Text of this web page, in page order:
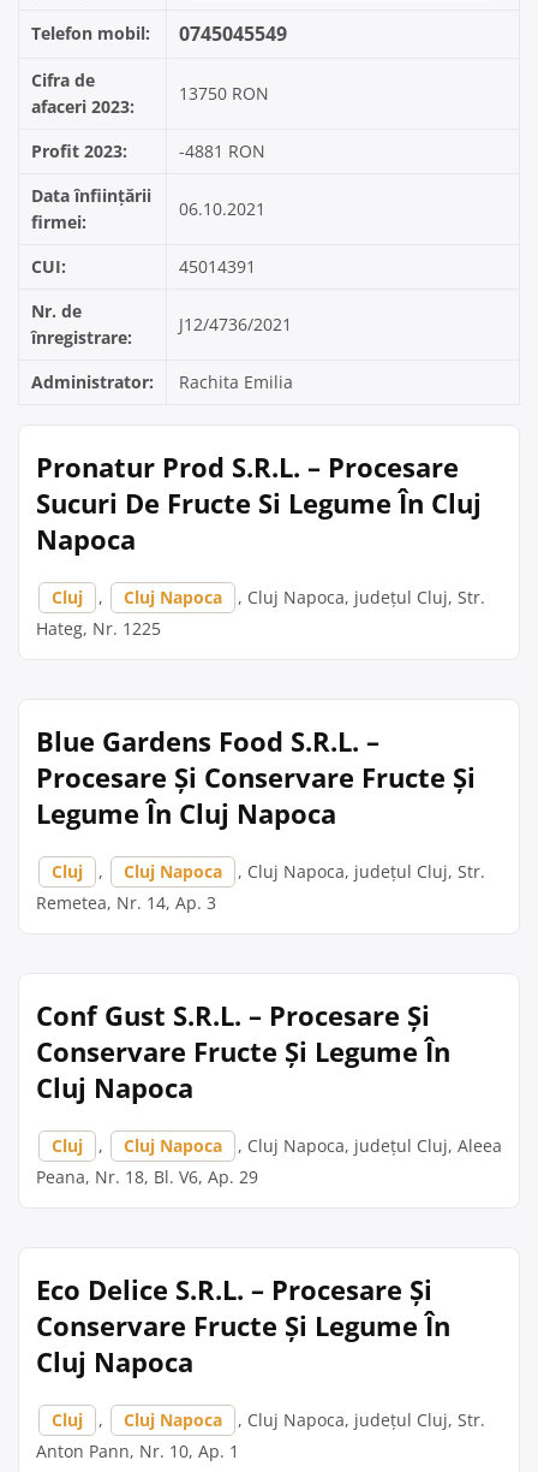
Telefon mobil: 0745045549
Cifra de
afaceri 2023:
13750 RON
Profit 2023:
-4881 RON
Data înființării
firmei:
06.10.2021
CUI:
45014391
Nr. de
înregistrare:
J12/4736/2021
Administrator: Rachita Emilia
Pronatur Prod S.R.L. – Procesare
Sucuri De Fructe Si Legume În Cluj
Napoca
Cluj , Cluj Napoca
, Cluj Napoca, județul Cluj, Str.
Hateg, Nr. 1225
Blue Gardens Food S.R.L. –
Procesare Și Conservare Fructe Și
Legume În Cluj Napoca
Cluj , Cluj Napoca
, Cluj Napoca, județul Cluj, Str.
Remetea, Nr. 14, Ap. 3
Conf Gust S.R.L. – Procesare Și
Conservare Fructe Și Legume În
Cluj Napoca
Cluj , Cluj Napoca
, Cluj Napoca, județul Cluj, Aleea
Peana, Nr. 18, Bl. V6, Ap. 29
Eco Delice S.R.L. – Procesare Și
Conservare Fructe Și Legume În
Cluj Napoca
Cluj , Cluj Napoca
, Cluj Napoca, județul Cluj, Str.
Anton Pann, Nr. 10, Ap. 1